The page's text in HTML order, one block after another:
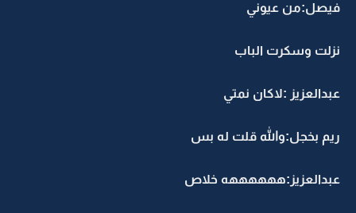
فيصل:من عيوني
نزلت وسكرت الباب
عبدالعزيز :لاكان نمتي
ريم بخجل:والله قلت له بس
عبدالعزيز:ههههههه خلاص